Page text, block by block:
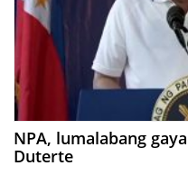
NPA, lumalabang
Duterte